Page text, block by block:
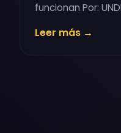
funcionan Por:
Leer más →